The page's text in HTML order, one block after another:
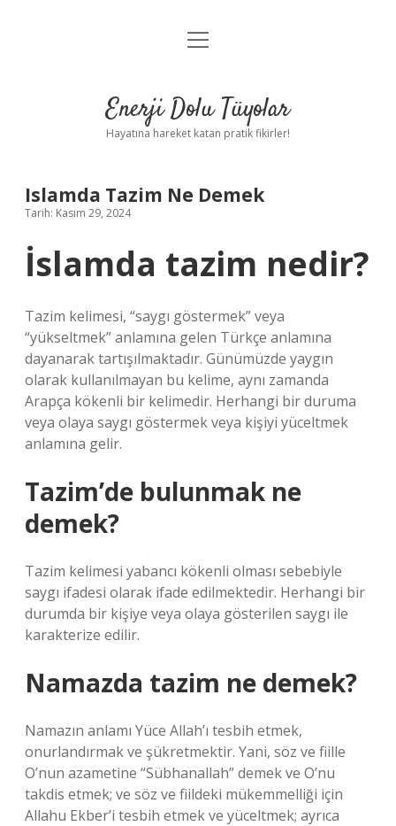
Anasayfa
Yasal Uyarı
menüyü
Enerji Dolu Tüyolar
Hayatına hareket katan pratik fikirler!
Islamda Tazim Ne Demek
Tarih: Kasım 29, 2024
İslamda tazim nedir?
Tazim kelimesi, “saygı göstermek” veya
“yükseltmek” anlamına gelen Türkçe anlamına
dayanarak tartışılmaktadır. Günümüzde yaygın
olarak kullanılmayan bu kelime, aynı zamanda
Arapça kökenli bir kelimedir. Herhangi bir duruma
veya olaya saygı göstermek veya kişiyi yüceltmek
anlamına gelir.
Tazim’de bulunmak ne
demek?
Tazim kelimesi yabancı kökenli olması sebebiyle
saygı ifadesi olarak ifade edilmektedir. Herhangi bir
durumda bir kişiye veya olaya gösterilen saygı ile
karakterize edilir.
Namazda tazim ne demek?
Namazın anlamı Yüce Allah’ı tesbih etmek,
onurlandırmak ve şükretmektir. Yani, söz ve fiille
O’nun azametine “Sübhanallah” demek ve O’nu
takdis etmek; ve söz ve fiildeki mükemmelliği için
Allahu Ekber’i tesbih etmek ve yüceltmek; ayrıca